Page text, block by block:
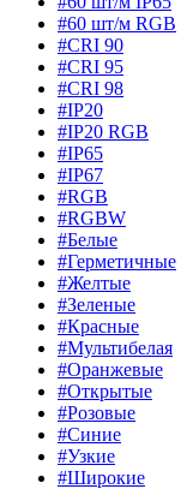
#60 шт/м RGB
#CRI 90
#CRI 95
#CRI 98
#IP20
#IP20 RGB
#IP65
#IP67
#RGB
#RGBW
#Белые
#Герметичные
#Желтые
#Зеленые
#Красные
#Мультибелая
#Оранжевые
#Открытые
#Розовые
#Синие
#Узкие
#Широкие